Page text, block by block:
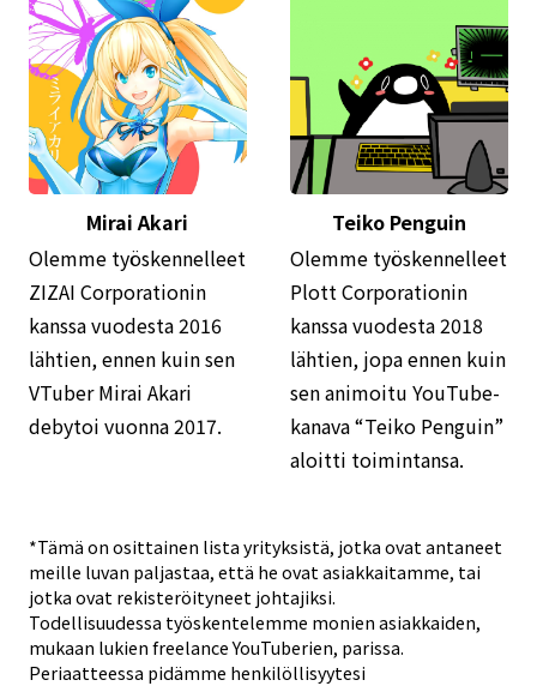
Mirai Akari
Olemme työskennelleet
ZIZAI Corporationin
kanssa vuodesta 2016
lähtien, ennen kuin sen
VTuber Mirai Akari
debytoi vuonna 2017.
Teiko Penguin
Olemme työskennelleet
Plott Corporationin
kanssa vuodesta 2018
lähtien, jopa ennen kuin
sen animoitu YouTube-
kanava “Teiko Penguin”
aloitti toimintansa.
*Tämä on osittainen lista yrityksistä, jotka ovat antaneet
meille luvan paljastaa, että he ovat asiakkaitamme, tai
jotka ovat rekisteröityneet johtajiksi.
Todellisuudessa työskentelemme monien asiakkaiden,
mukaan lukien freelance YouTuberien, parissa.
Periaatteessa pidämme henkilöllisyytesi